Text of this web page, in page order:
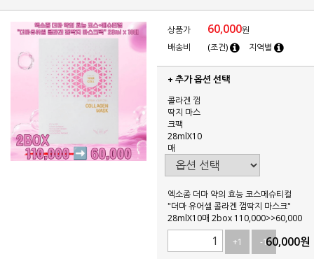
상품가 60,000원
배송비
(조건) 지역별
+ 추가 옵션 선택
콜라겐 껌
딱지 마스
크팩
28mlX10
매
엑소좀 더마 약의 효능 코스메슈티컬
"더마 유어셀 콜라겐 껌딱지 마스크"
28mlX10매 2box 110,000>>60,000
+1
-160,000원